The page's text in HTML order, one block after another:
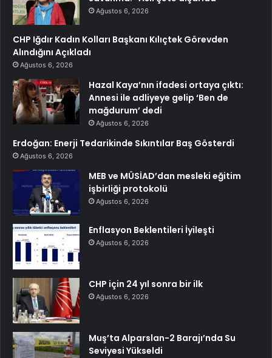
Ağustos 6, 2026
CHP Iğdır Kadın Kolları Başkanı Kılıçtek Görevden
Alındığını Açıkladı
Ağustos 6, 2026
Hazal Kaya’nın ifadesi ortaya çıktı:
Annesi ile adliyeye gelip ‘Ben de
mağdurum’ dedi
Ağustos 6, 2026
Erdoğan: Enerji Tedarikinde Sıkıntılar Baş Gösterdi
Ağustos 6, 2026
MEB ve MÜSİAD’dan mesleki eğitim
işbirliği protokolü
Ağustos 6, 2026
Enflasyon Beklentileri İyileşti
Ağustos 6, 2026
CHP için 24 yıl sonra bir ilk
Ağustos 6, 2026
Muş’ta Alparslan-2 Barajı’nda Su
Seviyesi Yükseldi